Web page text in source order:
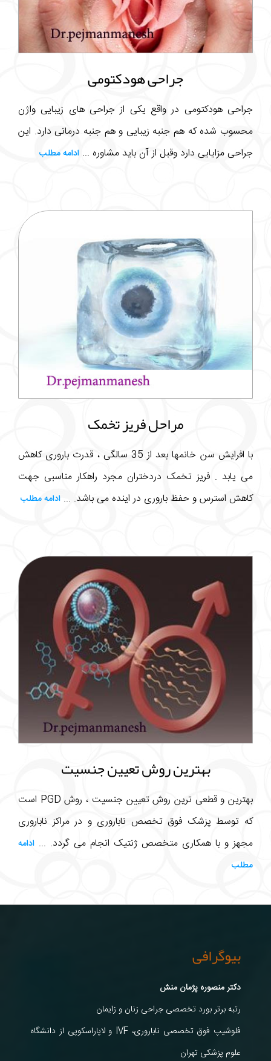
جراحی هودکتومی
جراحی هودکتومی در واقع یکی از جراحی های زیبایی واژن
محسوب شده که هم جنبه زیبایی و هم جنبه درمانی دارد. این
جراحی مزایایی دارد وقبل از آن باید مشاوره ... ادامه مطلب
مراحل فریز تخمک
با افرایش سن خانمها بعد از 35 سالگی ، قدرت باروری کاهش
می یابد . فریز تخمک دردختران مجرد راهکار مناسبی جهت
کاهش استرس و حفظ باروری در اینده می باشد. ... ادامه مطلب
بهترین روش تعیین جنسیت
بهترین و قطعی ترین روش تعیین جنسیت ، روش PGD است
که توسط پزشک فوق تخصص ناباروری و در مراکز ناباروری
مجهز و با همکاری متخصص ژنتیک انجام می گردد. ... ادامه
مطلب
بیوگرافی
دکتر منصوره پژمان منش
رتبه برتر بورد تخصصی جراحی زنان و زایمان
فلوشیپ فوق تخصصی ناباروری، IVF و لاپاراسکوپی از دانشگاه
علوم پزشکی تهران